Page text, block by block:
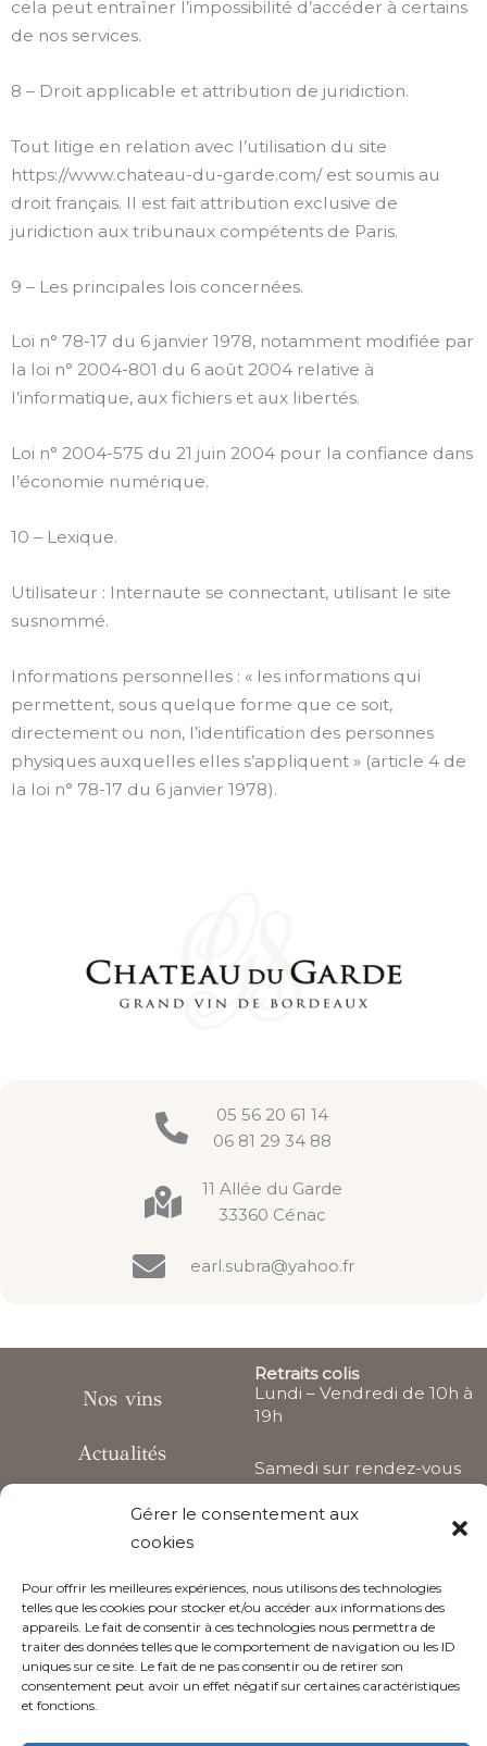
Gérer le consentement aux
cookies
Pour offrir les meilleures expériences, nous utilisons des technologies
telles que les cookies pour stocker et/ou accéder aux informations des
appareils. Le fait de consentir à ces technologies nous permettra de
traiter des données telles que le comportement de navigation ou les ID
uniques sur ce site. Le fait de ne pas consentir ou de retirer son
consentement peut avoir un effet négatif sur certaines caractéristiques
et fonctions.
cela peut entraîner l’impossibilité d’accéder à certains
de nos services.
8 – Droit applicable et attribution de juridiction.
Tout litige en relation avec l’utilisation du site
https://www.chateau-du-garde.com/ est soumis au
droit français. Il est fait attribution exclusive de
juridiction aux tribunaux compétents de Paris.
9 – Les principales lois concernées.
Loi n° 78-17 du 6 janvier 1978, notamment modifiée par
la loi n° 2004-801 du 6 août 2004 relative à
l’informatique, aux fichiers et aux libertés.
Loi n° 2004-575 du 21 juin 2004 pour la confiance dans
l’économie numérique.
10 – Lexique.
Utilisateur : Internaute se connectant, utilisant le site
susnommé.
Informations personnelles : « les informations qui
permettent, sous quelque forme que ce soit,
directement ou non, l’identification des personnes
physiques auxquelles elles s’appliquent » (article 4 de
la loi n° 78-17 du 6 janvier 1978).
05 56 20 61 14
06 81 29 34 88
11 Allée du Garde
33360 Cénac
earl.subra@yahoo.fr
Nos vins
Actualités
Le Château
Retraits colis
Lundi – Vendredi de 10h à
19h
Samedi sur rendez-vous
Accueil et visites sur
Suivez nous
F
a
c
e
I
n
s
t
L
i
n
k
Y
o
u
t
L’abus d’alcool est dangereux pour la santé, à consommer avec